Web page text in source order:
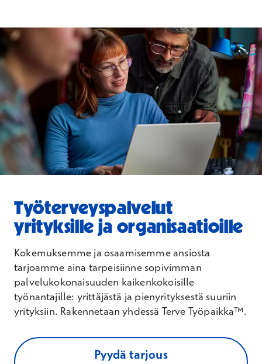
Työterveyspalvelut
yrityksille ja organisaatioille
Kokemuksemme ja osaamisemme ansiosta
tarjoamme aina tarpeisiinne sopivimman
palvelukokonaisuuden kaikenkokoisille
työnantajille: yrittäjästä ja pienyrityksestä suuriin
yrityksiin. Rakennetaan yhdessä Terve Työpaikka™.
Pyydä tarjous